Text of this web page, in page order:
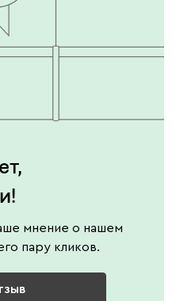
мнение о нашем
пару кликов.